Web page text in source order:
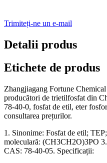
Trimiteți-ne un e-mail
Detalii produs
Etichete de produs
Zhangjiagang Fortune
producători de trietilfosfat din
78-40-0, fosfat de etil, eter
consultarea prețurilor.
1. Sinonime: Fosfat de etil;
moleculară: (CH3CH2O)3PO
CAS: 78-40-05. Specificații: